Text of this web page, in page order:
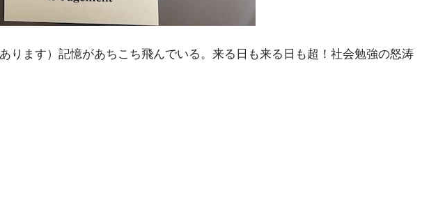
ます）記憶があちこち飛んでいる。来る日も来る日も超！社会勉強の怒涛